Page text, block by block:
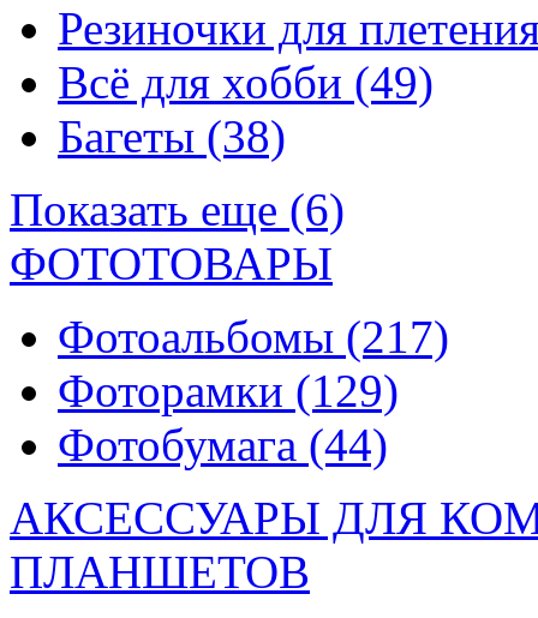
Резиночки для
Всё для хобби (49)
Багеты (38)
Показать еще (6)
ФОТОТОВАРЫ
Фотоальбомы (217)
Фоторамки (129)
Фотобумага (44)
АКСЕССУАРЫ ДЛЯ
ПЛАНШЕТОВ